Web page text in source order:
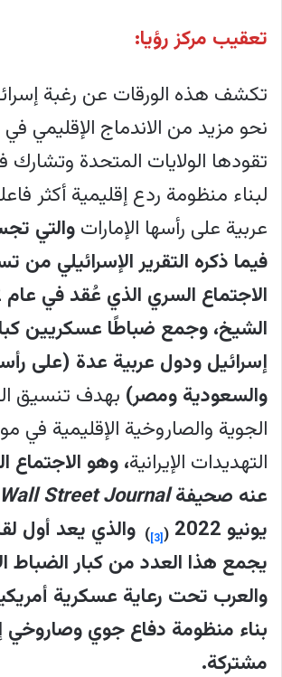
تعقيب مركز رؤيا:
تكشف هذه الورقات عن رغبة
نحو مزيد من الاندماج الإقليمي في
تقودها الولايات المتحدة وتشارك
لبناء منظومة ردع إقليمية أكثر
عربية على رأسها الإمارات والتي
فيما ذكره التقرير الإسرائيلي من
الشيخ، وجمع ضباطًا عسكريين
إسرائيل ودول عربية عدة (على
والسعودية ومصر) بهدف تنسيق
الجوية والصاروخية الإقليمية في
التهديدات الإيرانية، وهو
عنه صحيفةStreet Journal
يونيو 2022
(
[3]
) والذي يعد أول
يجمع هذا العدد من كبار الضباط
والعرب تحت رعاية عسكرية
بناء منظومة دفاع جوي وصاروخي
مشتركة.